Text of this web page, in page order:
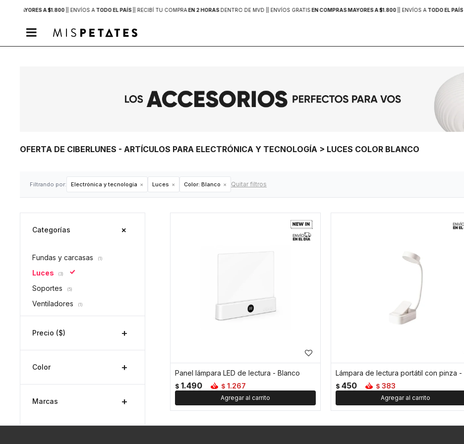
MAYORES A $1.800 | ENVÍOS A TODO EL PAÍS | RECIBÍ TU COMPRAEN 2 HORASDENTRO DE MVD | | ENVÍOS GRATISEN COMPRAS MAYORES A $1.800 | ENVÍOS A TODO EL PAÍS

OFERTA DE CIBERLUNES - ARTÍCULOS PARA ELECTRÓNICA Y TECNOLOGÍA > LUCES COLOR BLANCO
Filtrando por: Electrónica y tecnología Luces Color: Blanco Quitar filtros
Panel lámpara LED de lectura - Blanco
$ 1.490 $ 1.267 $ 450 $ 383
Categorías
Fundas y carcasas (1)
Luces (3)
Soportes (5)
Ventiladores (1)
Precio ($)
Color
Marcas